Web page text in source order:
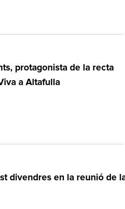
protagonista de la recta
a Altafulla
divendres en la reunió de